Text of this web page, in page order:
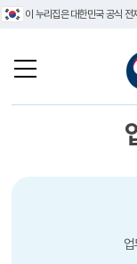
이 누리집은 대한민국 공식 전